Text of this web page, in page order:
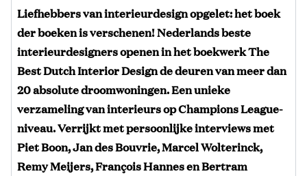
Liefhebbers van interieurdesign opgelet: het boek
der boeken is verschenen! Nederlands beste
interieurdesigners openen in het boekwerk The
Best Dutch Interior Design de deuren van meer dan
20 absolute droomwoningen. Een unieke
verzameling van interieurs op Champions League-
niveau. Verrijkt met persoonlijke interviews met
Piet Boon, Jan des Bouvrie, Marcel Wolterinck,
Remy Meijers, François Hannes en Bertram